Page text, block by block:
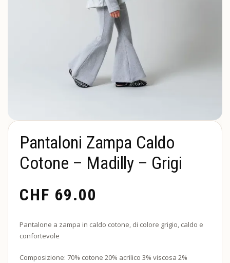
Pantaloni Zampa Caldo
Cotone – Madilly – Grigi
CHF 69.00
Pantalone a zampa in caldo cotone, di colore grigio, caldo e
confortevole
Composizione: 70% cotone 20% acrilico 3% viscosa 2%